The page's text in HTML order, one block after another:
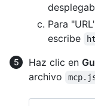
Para
escribe
Haz clic en
archivo